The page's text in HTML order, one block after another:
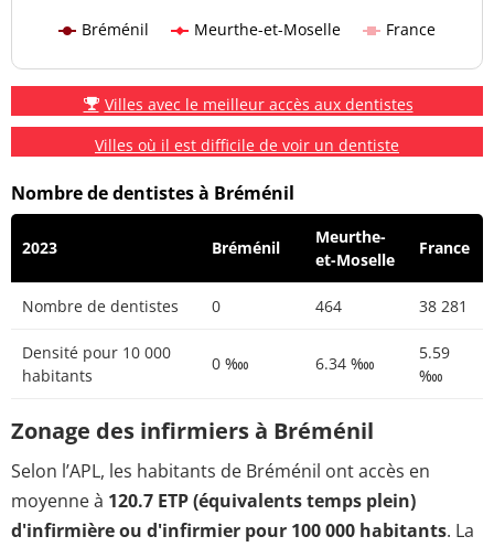
Bréménil Meurthe-et-Moselle France
Villes avec le meilleur accès aux dentistes
Villes où il est difficile de voir un dentiste
Nombre de dentistes à Bréménil
2023 Bréménil
Meurthe-
et-Moselle
France
Nombre de dentistes 0 464 38 281
Densité pour 10 000
habitants
0 ‱ 6.34 ‱
5.59
‱
Zonage des infirmiers à Bréménil
Selon l’APL, les habitants de Bréménil ont accès en
moyenne à 120.7 ETP (équivalents temps plein)
d'infirmière ou d'infirmier pour 100 000 habitants. La